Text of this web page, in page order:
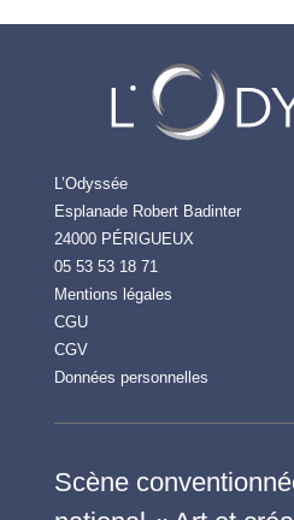
L’Odyssée
Esplanade Robert Badinter
24000 PÉRIGUEUX
05 53 53 18 71
Mentions légales
CGU
CGV
Données personnelles
Scène